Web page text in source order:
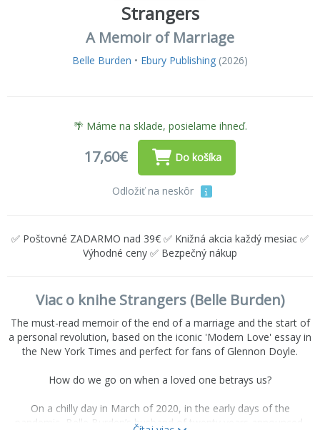
Strangers
A Memoir of Marriage
Belle Burden • Ebury Publishing (2026)
🌴 Máme na sklade, posielame ihneď.
17,60€ Do košíka
Odložiť na neskôr
✅ Poštovné ZADARMO nad 39€ ✅ Knižná akcia každý mesiac ✅
Výhodné ceny ✅ Bezpečný nákup
Viac o knihe Strangers (Belle Burden)
The must-read memoir of the end of a marriage and the start of
a personal revolution, based on the iconic 'Modern Love' essay in
the New York Times and perfect for fans of Glennon Doyle.
How do we go on when a loved one betrays us?
On a chilly day in March of 2020, in the early days of the
pandemic, Belle Burden’s husband of twenty years announced,